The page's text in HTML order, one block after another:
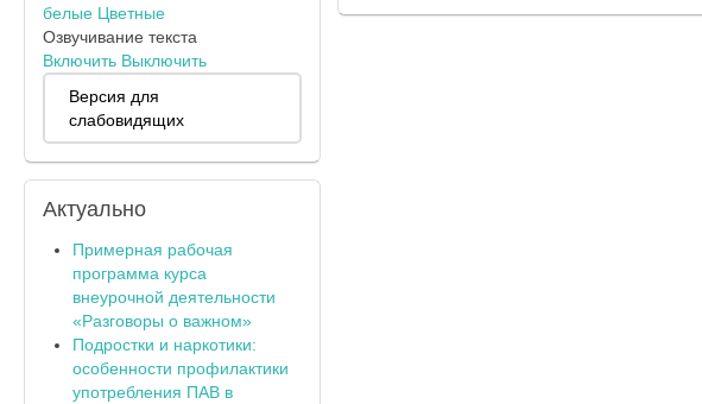
белые Цветные
Озвучивание текста
Включить Выключить
Версия для
слабовидящих
Актуально
Примерная рабочая
программа курса
внеурочной деятельности
«Разговоры о важном»
Подростки и наркотики:
особенности профилактики
употребления ПАВ в